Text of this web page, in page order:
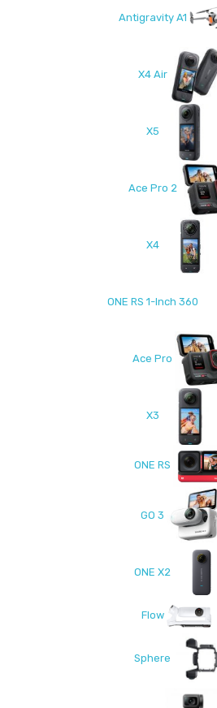
Antigravity A1
X4 Air
X5
Ace Pro 2
X4
ONE RS 1-Inch 360
Ace Pro
X3
ONE RS
GO 3
ONE X2
Flow
Sphere